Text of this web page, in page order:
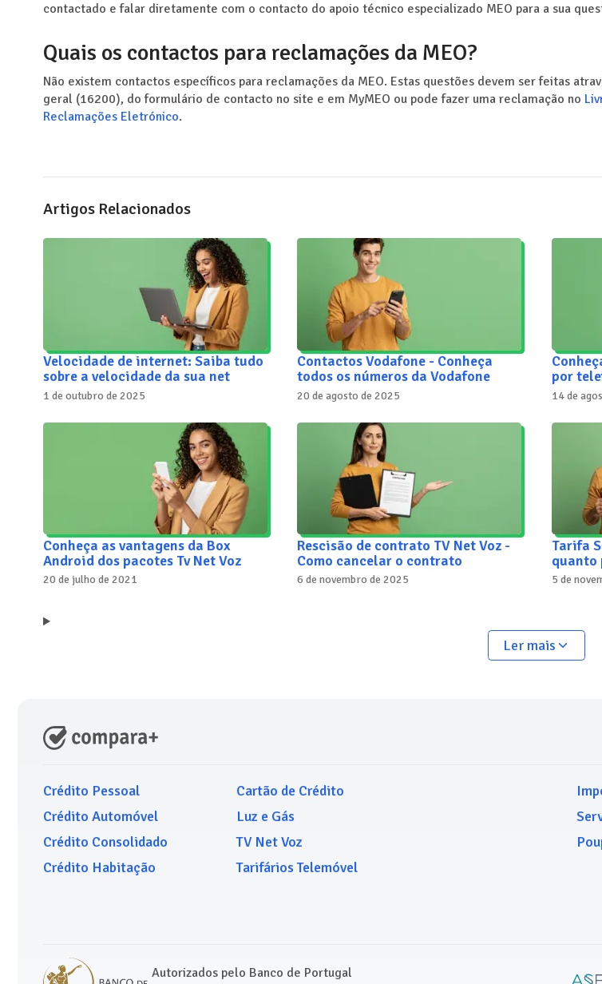
contactado e falar diretamente com o contacto do apoio técnico especializado MEO para a sua
Quais os contactos para reclamações da MEO?
Não existem contactos específicos para reclamações da MEO. Estas questões devem ser feitas
geral (16200), do formulário de contacto no site e em MyMEO ou pode fazer uma reclamação no
Reclamações Eletrónico.
Artigos Relacionados
Velocidade de internet: Saiba tudo
sobre a velocidade da sua net
1 de outubro de 2025
Contactos Vodafone - Conheça
todos os números da Vodafone
20 de agosto de 2025
por
14 de
Conheça as vantagens da Box
Android dos pacotes Tv Net Voz
20 de julho de 2021
Rescisão de contrato TV Net Voz -
Como cancelar o contrato
6 de novembro de 2025
Tarifa
quanto
5 de
Ler mais
Crédito Pessoal
Crédito Automóvel
Crédito Consolidado
Crédito Habitação
Cartão de Crédito
Luz e Gás
TV Net Voz
Tarifários Telemóvel
Autorizados pelo Banco de Portugal